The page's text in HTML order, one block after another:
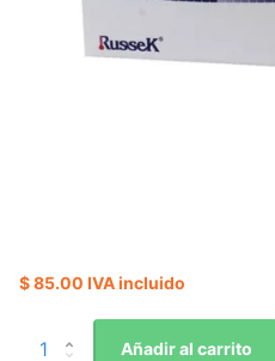
$ 85.00 IVA incluido
Añadir al carrito